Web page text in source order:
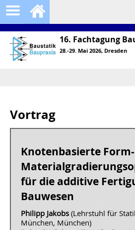
16. Fachtagung
28.-29. Mai 2026, Dresden
Vortrag
Knotenbasierte
für die additive
Bauwesen
Philipp Jakobs (Lehrstuhl für
München, München)